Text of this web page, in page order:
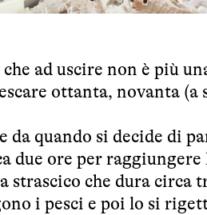
ad uscire non è più
ottanta, novanta (a
da quando si decide di
due ore per raggiungere
strascico che dura circa
i pesci e poi lo si